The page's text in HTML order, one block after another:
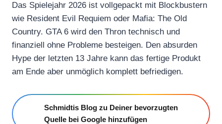
Das Spielejahr 2026 ist vollgepackt mit Blockbustern
wie Resident Evil Requiem oder Mafia: The Old
Country. GTA 6 wird den Thron technisch und
finanziell ohne Probleme besteigen. Den absurden
Hype der letzten 13 Jahre kann das fertige Produkt
am Ende aber unmöglich komplett befriedigen.
Schmidtis Blog zu Deiner bevorzugten
Quelle bei Google hinzufügen